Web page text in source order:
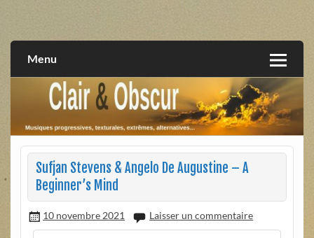
extrêmes, alternatives, texturales
Menu
Sufjan Stevens & Angelo De Augustine – A
Beginner’s Mind
10 novembre 2021 Laisser un commentaire